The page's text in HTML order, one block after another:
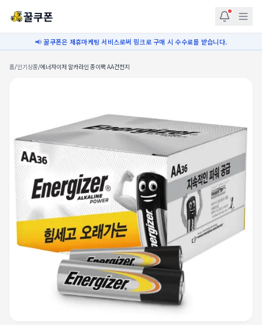
꿀쿠폰
📢 꿀쿠폰은 제휴마케팅 서비스로써 링크로 구매 시 수수료를 받습니다.
홈/인기상품/에너자이저 알카라인 종이팩 AA건전지